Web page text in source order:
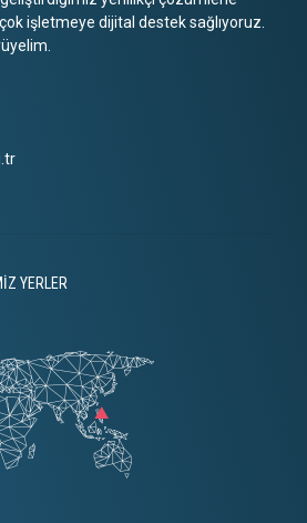
işletmeye dijital destek sağlıyoruz.
YERLER